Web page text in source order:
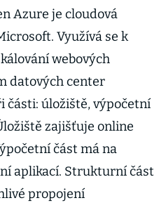
Azure je cloudová
Využívá se k
webových
datových center
části: úložiště, výpočetní
zajišťuje online
část má na
aplikací. Strukturní část
propojení